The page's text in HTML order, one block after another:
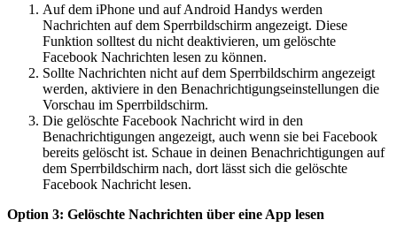
Auf dem iPhone und auf Android Handys werden
Nachrichten auf dem Sperrbildschirm angezeigt. Diese
Funktion solltest du nicht deaktivieren, um gelöschte
Facebook Nachrichten lesen zu können.
Sollte Nachrichten nicht auf dem Sperrbildschirm angezeigt
werden, aktiviere in den Benachrichtigungseinstellungen die
Vorschau im Sperrbildschirm.
Die gelöschte Facebook Nachricht wird in den
Benachrichtigungen angezeigt, auch wenn sie bei Facebook
bereits gelöscht ist. Schaue in deinen Benachrichtigungen auf
dem Sperrbildschirm nach, dort lässt sich die gelöschte
Facebook Nachricht lesen.
Option 3: Gelöschte Nachrichten über eine App lesen